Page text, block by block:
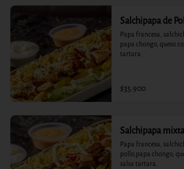
Salchipapa de
Papa francesa,
papa chongo, queso
tartara.
$35.900
Salchipapa mixta
Papa francesa,
pollo,papa chongo,
salsa tartara.